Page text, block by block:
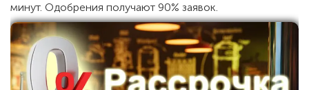
минут. Одобрения получают 90% заявок.